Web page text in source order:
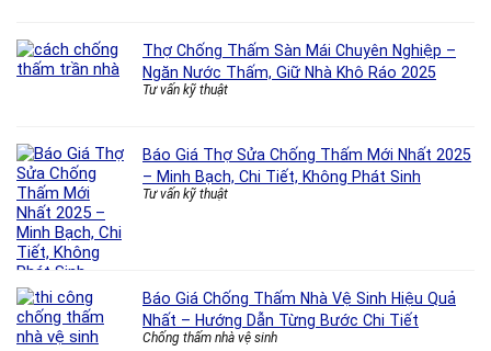
Thợ Chống Thấm Sàn Mái Chuyên Nghiệp –
Ngăn Nước Thấm, Giữ Nhà Khô Ráo 2025
Tư vấn kỹ thuật
Báo Giá Thợ Sửa Chống Thấm Mới Nhất 2025
– Minh Bạch, Chi Tiết, Không Phát Sinh
Tư vấn kỹ thuật
Báo Giá Chống Thấm Nhà Vệ Sinh Hiệu Quả
Nhất – Hướng Dẫn Từng Bước Chi Tiết
Chống thấm nhà vệ sinh